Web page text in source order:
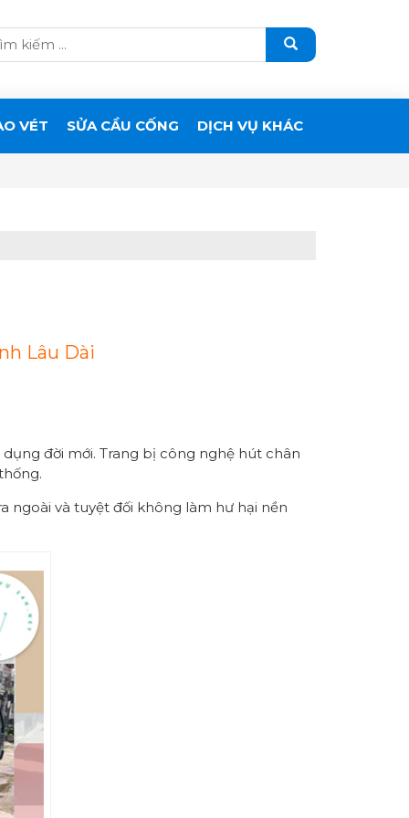
VÉT SỬA CẦU CỐNG DỊCH VỤ KHÁC
Lâu Dài
đời mới. Trang bị công nghệ hút chân
ngoài và tuyệt đối không làm hư hại nền